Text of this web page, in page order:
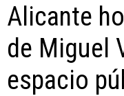
Alicante
de Miguel
espacio